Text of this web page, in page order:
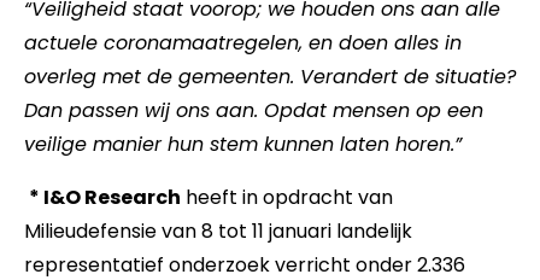
“Veiligheid staat voorop; we houden ons aan alle
actuele coronamaatregelen, en doen alles in
overleg met de gemeenten. Verandert de situatie?
Dan passen wij ons aan. Opdat mensen op een
veilige manier hun stem kunnen laten horen.”
* I&O Research heeft in opdracht van
Milieudefensie van 8 tot 11 januari landelijk
representatief onderzoek verricht onder 2.336